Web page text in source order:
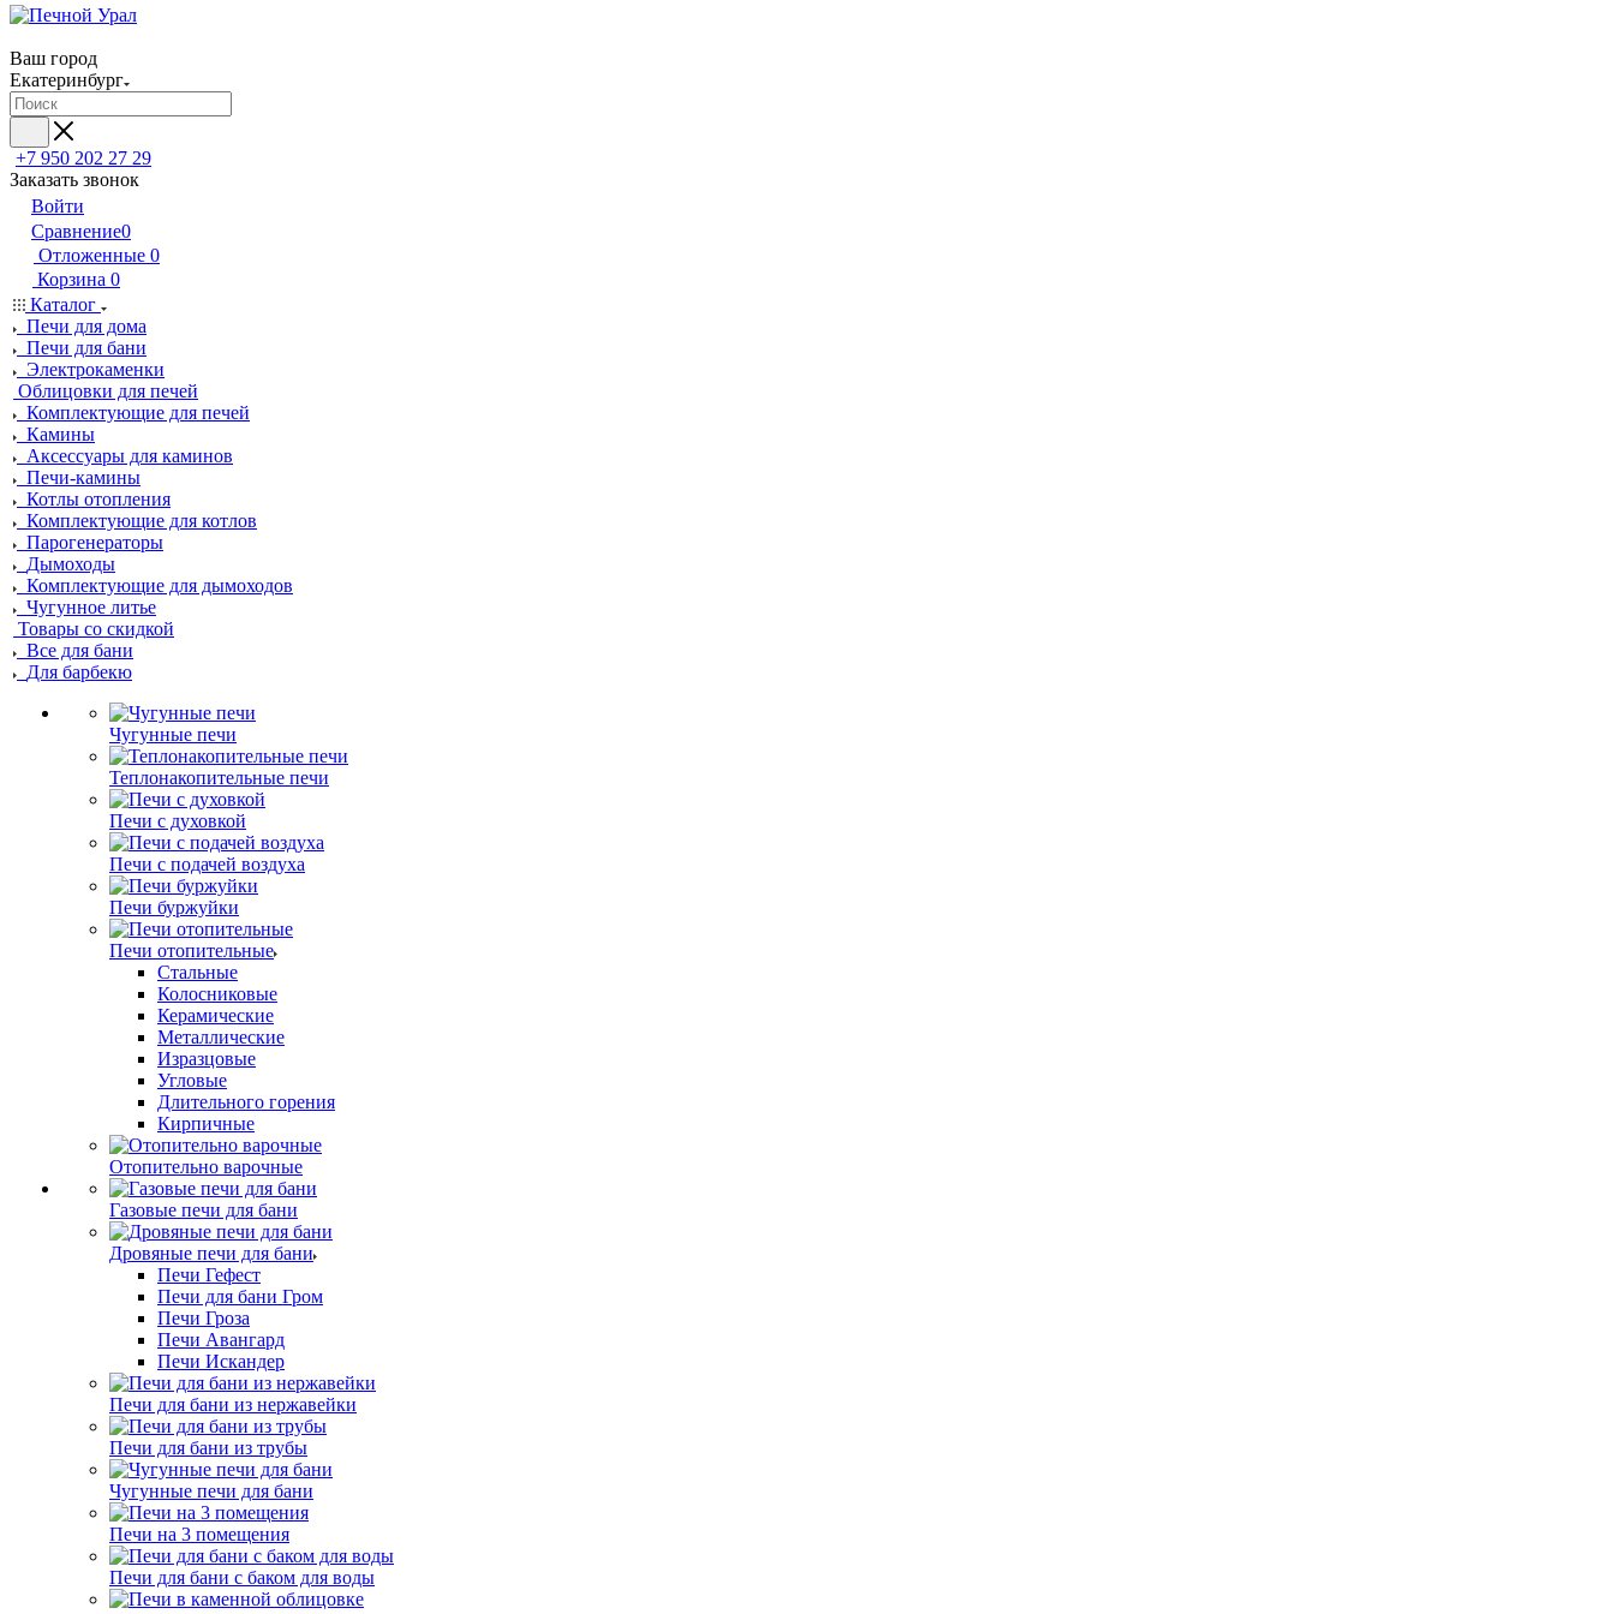
Ваш город
Екатеринбург
+7 950 202 27 29
Заказать звонок
Войти
Сравнение0
Отложенные 0
Корзина 0
Каталог
Печи для дома
Печи для бани
Электрокаменки
Облицовки для печей
Комплектующие для печей
Камины
Аксессуары для каминов
Печи-камины
Котлы отопления
Комплектующие для котлов
Парогенераторы
Дымоходы
Комплектующие для дымоходов
Чугунное литье
Товары со скидкой
Все для бани
Для барбекю
Чугунные печи
Теплонакопительные печи
Печи с духовкой
Печи с подачей воздуха
Печи буржуйки
Печи отопительные
Стальные
Колосниковые
Керамические
Металлические
Изразцовые
Угловые
Длительного горения
Кирпичные
Отопительно варочные
Газовые печи для бани
Дровяные печи для бани
Печи Гефест
Печи для бани Гром
Печи Гроза
Печи Авангард
Печи Искандер
Печи для бани из нержавейки
Печи для бани из трубы
Чугунные печи для бани
Печи на 3 помещения
Печи для бани с баком для воды